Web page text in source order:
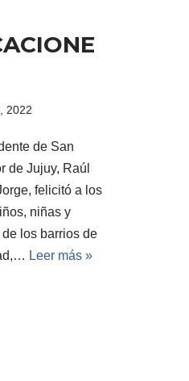
2022
de San
de Jujuy, Raúl
felicitó a los
niñas y
los barrios de
Leer más »